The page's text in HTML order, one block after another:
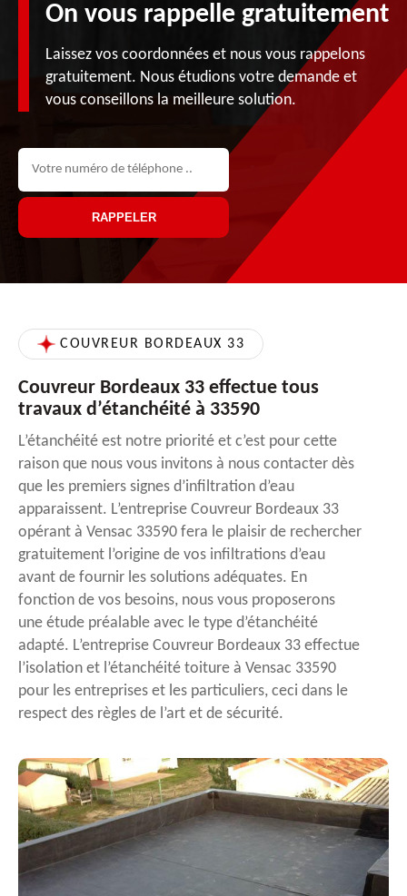
On vous rappelle gratuitement
Laissez vos coordonnées et nous vous rappelons
gratuitement. Nous étudions votre demande et
vous conseillons la meilleure solution.
COUVREUR BORDEAUX 33
Couvreur Bordeaux 33 effectue tous
travaux d’étanchéité à 33590
L’étanchéité est notre priorité et c’est pour cette
raison que nous vous invitons à nous contacter dès
que les premiers signes d’infiltration d’eau
apparaissent. L’entreprise Couvreur Bordeaux 33
opérant à Vensac 33590 fera le plaisir de rechercher
gratuitement l’origine de vos infiltrations d’eau
avant de fournir les solutions adéquates. En
fonction de vos besoins, nous vous proposerons
une étude préalable avec le type d’étanchéité
adapté. L’entreprise Couvreur Bordeaux 33 effectue
l’isolation et l’étanchéité toiture à Vensac 33590
pour les entreprises et les particuliers, ceci dans le
respect des règles de l’art et de sécurité.